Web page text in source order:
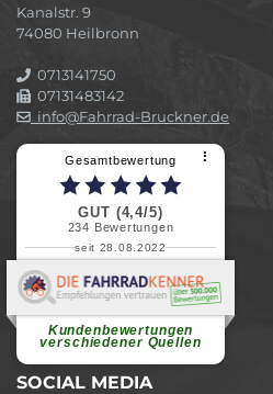
Kanalstr. 9
74080 Heilbronn
0713141750
07131483142
info@Fahrrad-Bruckner.de
Gesamtbewertung ⠇
GUT (4,4/5)
234 Bewertungen
seit 28.08.2022
Kundenbewertungen
verschiedener Quellen
Elvira B.
Superschnelle und freundliche
weiterlesen
SOCIAL MEDIA